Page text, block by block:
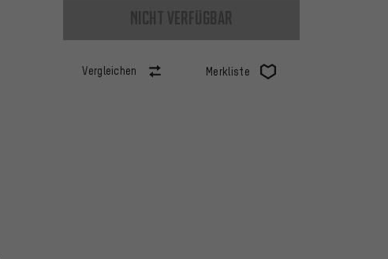
nicht verfügbar
Vergleichen Merkliste